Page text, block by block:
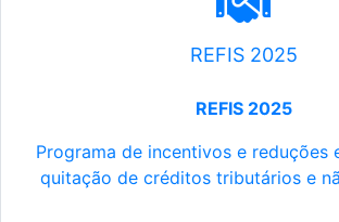
REFIS 2025
REFIS 2025
Programa de incentivos e reduções
quitação de créditos tributários e